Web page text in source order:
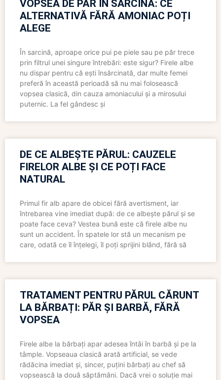
VOPSEA DE PĂR ÎN SARCINĂ: CE
ALTERNATIVĂ FĂRĂ AMONIAC POȚI
ALEGE
În sarcină, aproape orice pui pe piele sau pe păr trece
prin filtrul unei singure întrebări: este sigur? Firele albe
nu dispar pentru că ești însărcinată, dar multe femei
preferă în această perioadă să nu mai folosească
vopsea clasică, din cauza amoniacului și a mirosului
puternic. La fel gândesc și
DE CE ALBEȘTE PĂRUL: CAUZELE
FIRELOR ALBE ȘI CE POȚI FACE
NATURAL
Primul fir alb apare de obicei fără avertisment, iar
întrebarea vine imediat după: de ce albește părul și se
poate face ceva? Vestea bună este că firele albe nu
sunt un accident. În spatele lor stă un mecanism pe
care, odată ce îl înțelegi, îl poți sprijini blând, fără să
TRATAMENT PENTRU PĂRUL CĂRUNT
LA BĂRBAȚI: PĂR ȘI BARBĂ, FĂRĂ
VOPSEA
Firele albe la bărbați apar adesea întâi în barbă și pe la
tâmple. Vopseaua clasică arată artificial, se vede
rădăcina imediat și, sincer, puțini bărbați au chef să
vopsească la două săptămâni. Dacă vrei o soluție mai